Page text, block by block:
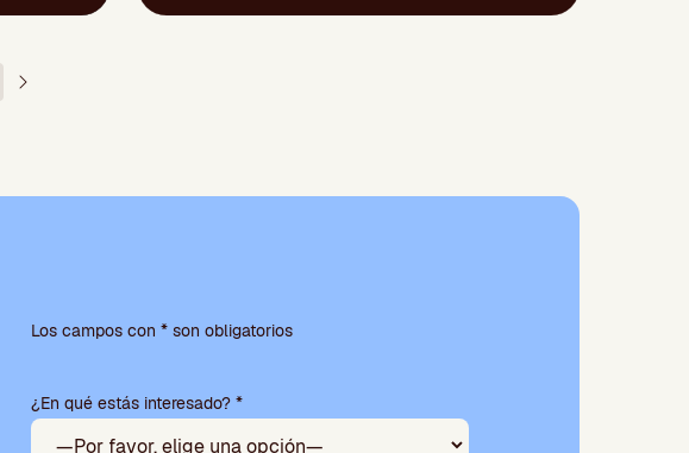
o
a
v
Los campos con * son obligatorios
¿En qué estás interesado? *